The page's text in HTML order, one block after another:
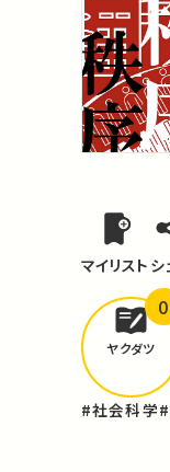
マイリスト シ
ヤクダツ
0
#社会科学